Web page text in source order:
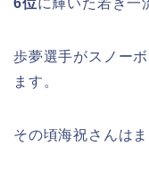
歩夢選手がスノー
ます。
その頃海祝さんは